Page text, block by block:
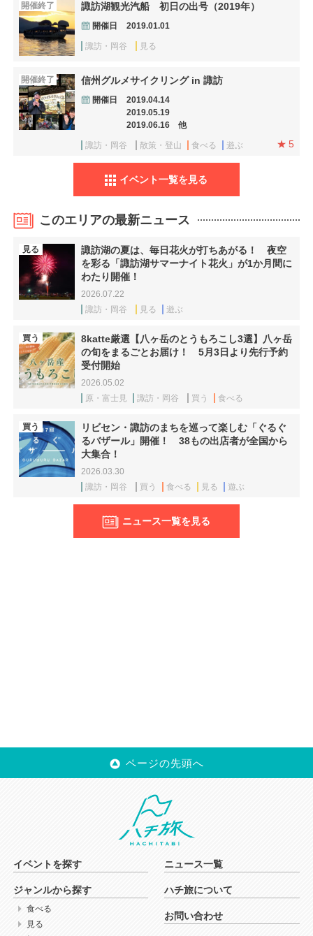
開催終了 諏訪湖観光汽船 初日の出号（2019年）
開催日 2019.01.01
諏訪・岡谷 見る
開催終了 信州グルメサイクリング in 諏訪
開催日
2019.04.14
2019.05.19
2019.06.16 他
諏訪・岡谷 散策・登山 食べる 遊ぶ 5
イベント一覧を見る
このエリアの最新ニュース
見る
諏訪湖の夏は、毎日花火が打ちあがる！ 夜空
を彩る「諏訪湖サマーナイト花火」が1か月間に
わたり開催！
2026.07.22
諏訪・岡谷
見る 遊ぶ
買う
8katte厳選【八ヶ岳のとうもろこし3選】八ヶ岳
の旬をまるごとお届け！ 5月3日より先行予約
受付開始
2026.05.02
原・富士見
諏訪・岡谷 買う 食べる
買う
リビセン・諏訪のまちを巡って楽しむ「ぐるぐ
るバザール」開催！ 38もの出店者が全国から
大集合！
2026.03.30
諏訪・岡谷
買う 食べる 見る 遊ぶ
ニュース一覧を見る
ページの先頭へ
イベントを探す
ジャンルから探す
食べる
見る
ニュース一覧
ハチ旅について
お問い合わせ